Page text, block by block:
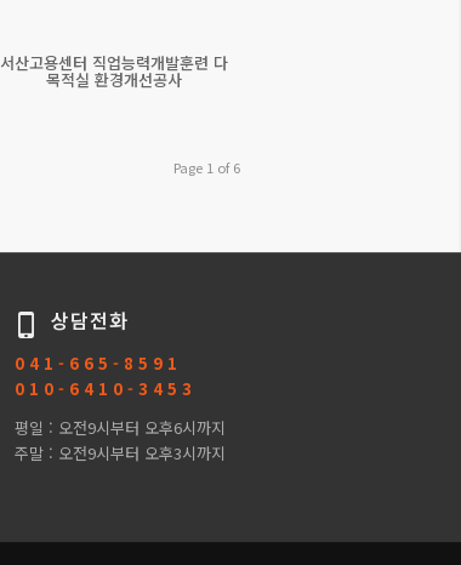
서산고용센터 직업능력개발훈련 다
목적실 환경개선공사
Page 1 of 6
상담전화
0 4 1 - 6 6 5 - 8 5 9 1
0 1 0 - 6 4 1 0 - 3 4 5 3
평일 : 오전9시부터 오후6시까지
주말 : 오전9시부터 오후3시까지